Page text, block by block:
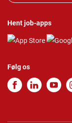
Hent job-apps
Følg os